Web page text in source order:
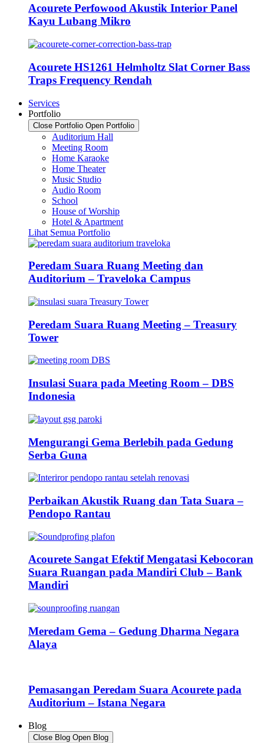
Acourete Perfowood Akustik Interior Panel
Kayu Lubang Mikro
Acourete HS1261 Helmholtz Slat Corner Bass
Traps Frequency Rendah
Services
Portfolio
Close Portfolio Open Portfolio
Auditorium Hall
Meeting Room
Home Karaoke
Home Theater
Music Studio
Audio Room
School
House of Worship
Hotel & Apartment
Lihat Semua Portfolio
Peredam Suara Ruang Meeting dan
Auditorium – Traveloka Campus
Peredam Suara Ruang Meeting – Treasury
Tower
Insulasi Suara pada Meeting Room – DBS
Indonesia
Mengurangi Gema Berlebih pada Gedung
Serba Guna
Perbaikan Akustik Ruang dan Tata Suara –
Pendopo Rantau
Acourete Sangat Efektif Mengatasi Kebocoran
Suara Ruangan pada Mandiri Club – Bank
Mandiri
Meredam Gema – Gedung Dharma Negara
Alaya
Pemasangan Peredam Suara Acourete pada
Auditorium – Istana Negara
Blog
Close Blog Open Blog